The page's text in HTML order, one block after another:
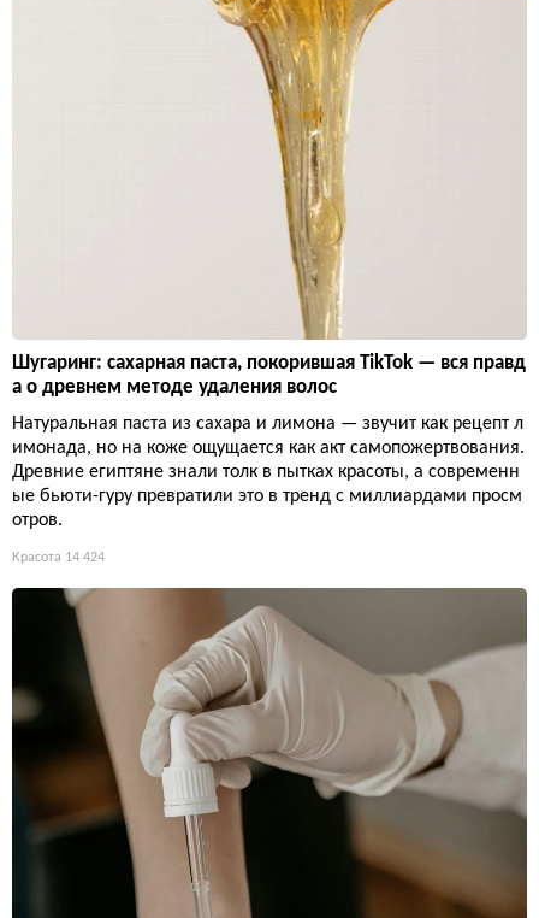
Шугаринг: сахарная паста, покорившая TikTok — вся правд
а о древнем методе удаления волос
Натуральная паста из сахара и лимона — звучит как рецепт л
имонада, но на коже ощущается как акт самопожертвования.
Древние египтяне знали толк в пытках красоты, а современн
ые бьюти-гуру превратили это в тренд с миллиардами просм
отров.
Красота 14 424